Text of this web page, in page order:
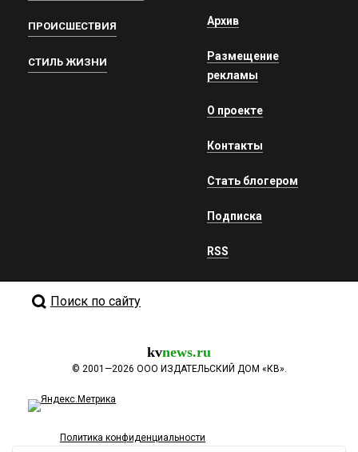
ПРОИСШЕСТВИЯ
СТИЛЬ ЖИЗНИ
Архив
Размещение
рекламы
О проекте
Контакты
Стать блогером
Подписка
RSS
Поиск по сайту
kvnews.ru
© 2001—2026 ООО ИЗДАТЕЛЬСКИЙ ДОМ «КВ».
Политика конфиденциальности